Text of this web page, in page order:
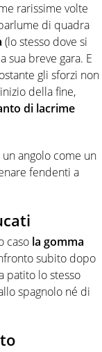
rarissime volte
di quadra
(lo stesso dove si
sua breve gara. E
gli sforzi non
della fine,
di lacrime
angolo come un
fendenti a
caso la gomma
subito dopo
patito lo stesso
spagnolo né di